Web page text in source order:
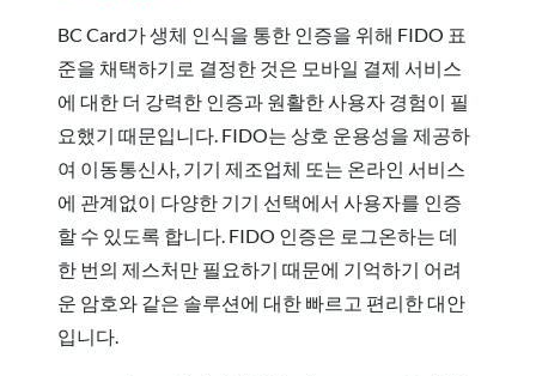
BC Card가 생체 인식을 통한 인증을 위해 FIDO 표
준을 채택하기로 결정한 것은 모바일 결제 서비스
에 대한 더 강력한 인증과 원활한 사용자 경험이 필
요했기 때문입니다. FIDO는 상호 운용성을 제공하
여 이동통신사, 기기 제조업체 또는 온라인 서비스
에 관계없이 다양한 기기 선택에서 사용자를 인증
할 수 있도록 합니다. FIDO 인증은 로그온하는 데
한 번의 제스처만 필요하기 때문에 기억하기 어려
운 암호와 같은 솔루션에 대한 빠르고 편리한 대안
입니다.